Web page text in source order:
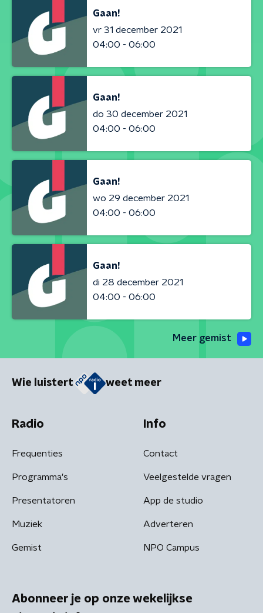
Gaan!
vr 31 december 2021
04:00 - 06:00
Gaan!
do 30 december 2021
04:00 - 06:00
Gaan!
wo 29 december 2021
04:00 - 06:00
Gaan!
di 28 december 2021
04:00 - 06:00
Meer gemist
Wie luistert weet meer
Radio
Frequenties
Programma's
Presentatoren
Muziek
Gemist
Info
Contact
Veelgestelde vragen
App de studio
Adverteren
NPO Campus
Abonneer je op onze wekelijkse